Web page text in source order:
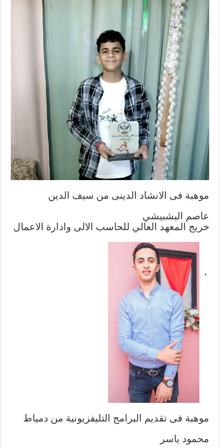
موهبة فى الانشاد الدينى من سيف الدين
عاصم البشبيشي
خريج المعهد العالي للحاسب الالى وادارة الاعمال
موهبة فى تقديم البرامج التليفزيونية من دمياط
محمود ياسر